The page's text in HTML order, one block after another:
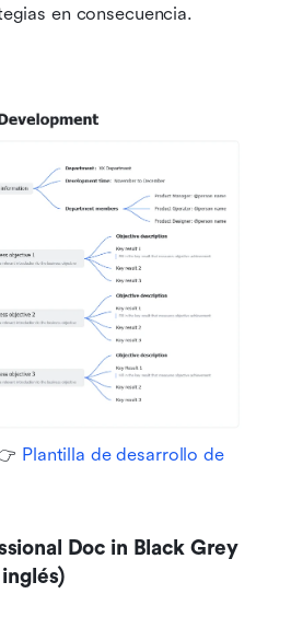
en consecuencia.
Plantilla de desarrollo de
Doc in Black Grey